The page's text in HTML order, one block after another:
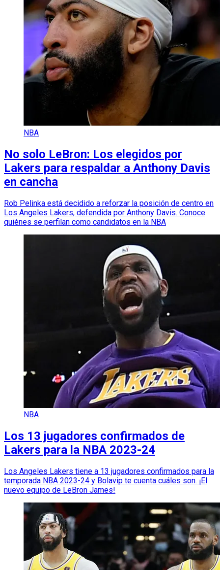
NBA
No solo LeBron: Los elegidos por
Lakers para respaldar a Anthony Davis
en cancha
Rob Pelinka está decidido a reforzar la posición de centro en
Los Angeles Lakers, defendida por Anthony Davis. Conoce
quiénes se perfilan como candidatos en la NBA
NBA
Los 13 jugadores confirmados de
Lakers para la NBA 2023-24
Los Angeles Lakers tiene a 13 jugadores confirmados para la
temporada NBA 2023-24 y Bolavip te cuenta cuáles son. ¡El
nuevo equipo de LeBron James!